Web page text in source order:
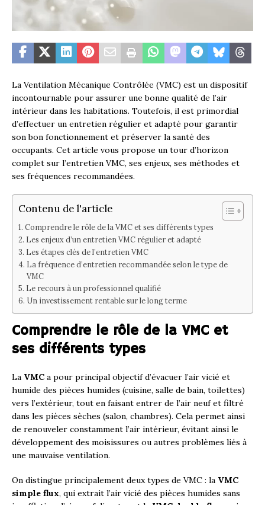
La Ventilation Mécanique Contrôlée (VMC) est un dispositif
incontournable pour assurer une bonne qualité de l’air
intérieur dans les habitations. Toutefois, il est primordial
d’effectuer un entretien régulier et adapté pour garantir
son bon fonctionnement et préserver la santé des
occupants. Cet article vous propose un tour d’horizon
complet sur l’entretien VMC, ses enjeux, ses méthodes et
ses fréquences recommandées.
Contenu de l'article
Comprendre le rôle de la VMC et ses différents types
Les enjeux d’un entretien VMC régulier et adapté
Les étapes clés de l’entretien VMC
La fréquence d’entretien recommandée selon le type de
VMC
Le recours à un professionnel qualifié
Un investissement rentable sur le long terme
Comprendre le rôle de la VMC et
ses différents types
La VMC a pour principal objectif d’évacuer l’air vicié et
humide des pièces humides (cuisine, salle de bain, toilettes)
vers l’extérieur, tout en faisant entrer de l’air neuf et filtré
dans les pièces sèches (salon, chambres). Cela permet ainsi
de renouveler constamment l’air intérieur, évitant ainsi le
développement des moisissures ou autres problèmes liés à
une mauvaise ventilation.
On distingue principalement deux types de VMC : la VMC
simple flux, qui extrait l’air vicié des pièces humides sans